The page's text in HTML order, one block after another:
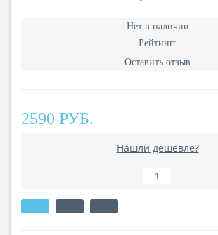
Нет в наличии
Рейтинг:
Оставить отзыв
2590 РУБ.
Нашли дешевле?